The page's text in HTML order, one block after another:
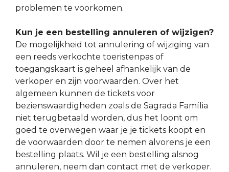
problemen te voorkomen.
Kun je een bestelling annuleren of wijzigen?
De mogelijkheid tot annulering of wijziging van
een reeds verkochte toeristenpas of
toegangskaart is geheel afhankelijk van de
verkoper en zijn voorwaarden. Over het
algemeen kunnen de tickets voor
bezienswaardigheden zoals de Sagrada Família
niet terugbetaald worden, dus het loont om
goed te overwegen waar je je tickets koopt en
de voorwaarden door te nemen alvorens je een
bestelling plaats. Wil je een bestelling alsnog
annuleren, neem dan contact met de verkoper.